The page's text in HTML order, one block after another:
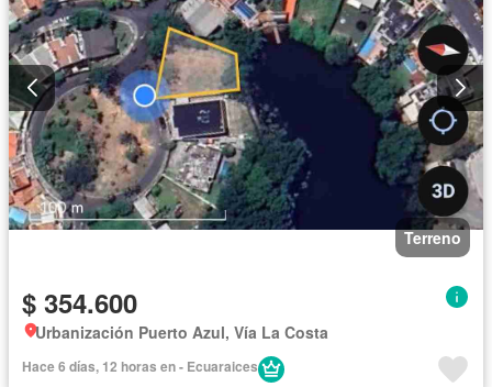
Terreno
$ 354.600
Urbanización Puerto Azul, Vía La Costa
Hace 6 días, 12 horas en - Ecuaraices